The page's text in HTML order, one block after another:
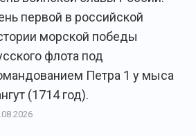
первой в российской
морской победы
флота под
Петра 1 у мыса
(1714 год).